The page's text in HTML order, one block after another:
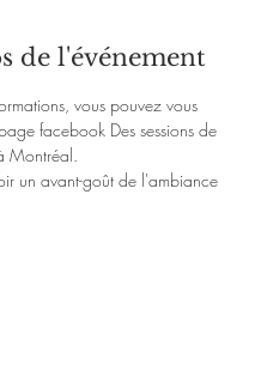
de l'événement
vous pouvez vous
facebook Des sessions de
Montréal.
un avant-goût de l'ambiance